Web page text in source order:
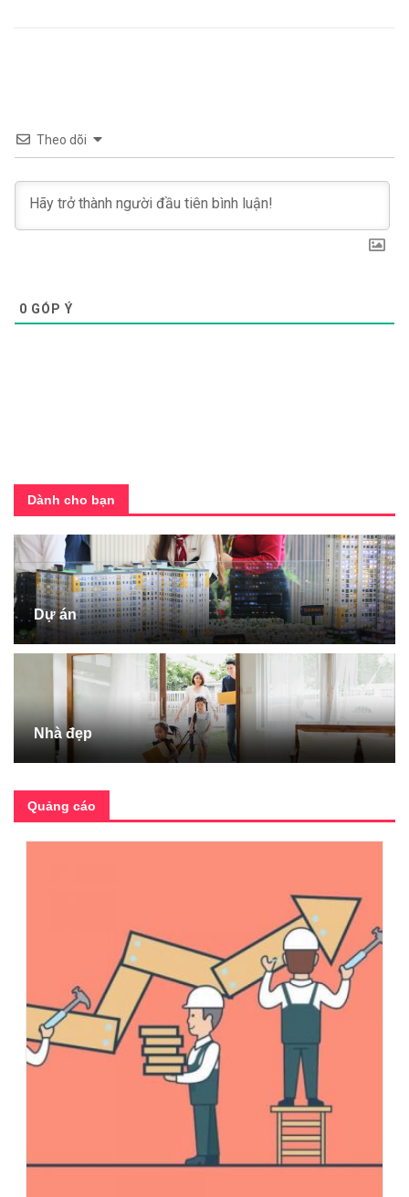
Theo dõi
0 GÓP Ý
Dành cho bạn
Dự án
Nhà đẹp
Quảng cáo